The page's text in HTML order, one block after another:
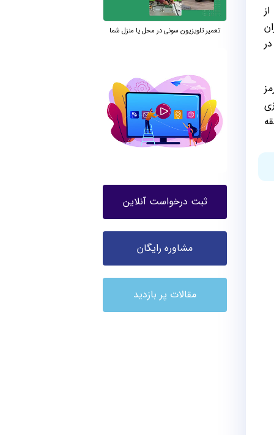
تعمیر تلویزیون سونی در محل یا منزل شما
ثبت درخواست آنلاین
مشاوره رایگان
مقالات پر بازدید